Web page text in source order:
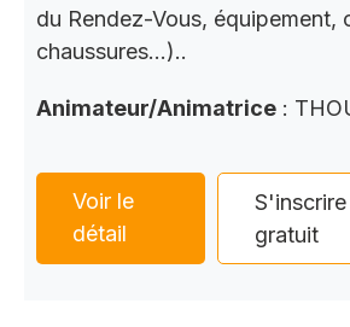
du Rendez-Vous, équipement,
chaussures…)..
Animateur/Animatrice :
Voir le
détail
gratuit